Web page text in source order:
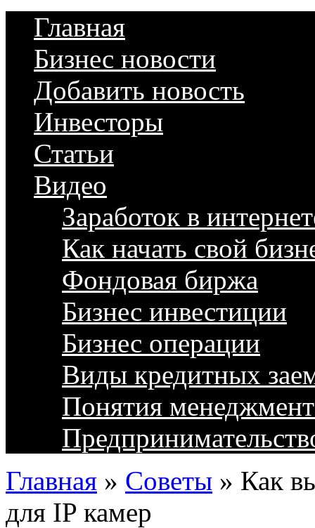
Главная
Бизнес новости
Добавить новость
Инвесторы
Статьи
Видео
Заработок в
Как начать свой
Фондовая биржа
Бизнес инвестиции
Бизнес операции
Виды кредитных
Понятия
Главная » Советы » Как
для IP камер